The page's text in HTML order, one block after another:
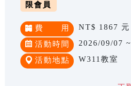
限會員
費 用 NT$ 1867 元
活動時間 2026/09/07
活動地點 W311教室